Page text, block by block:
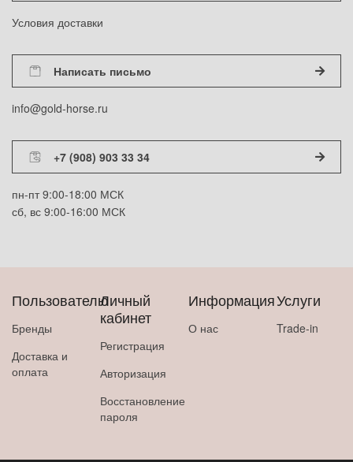
Условия доставки
Написать письмо
info@gold-horse.ru
+7 (908) 903 33 34
пн-пт 9:00-18:00 МСК
сб, вс 9:00-16:00 МСК
Пользователю
Бренды
Доставка и
оплата
Личный
кабинет
Регистрация
Авторизация
Восстановление
пароля
Информация
О нас
Услуги
Trade-in